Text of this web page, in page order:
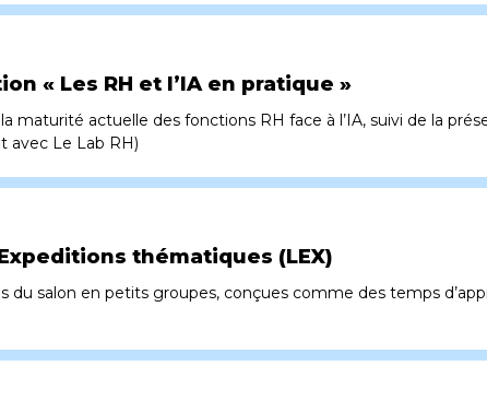
« Les RH et l’IA en pratique »
maturité actuelle des fonctions RH face à l’IA, suivi de la
avec Le Lab RH)
thématiques (LEX)
du salon en petits groupes, conçues comme des temps